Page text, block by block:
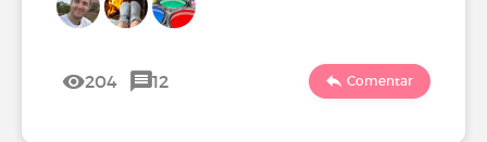
204 12 Comentar